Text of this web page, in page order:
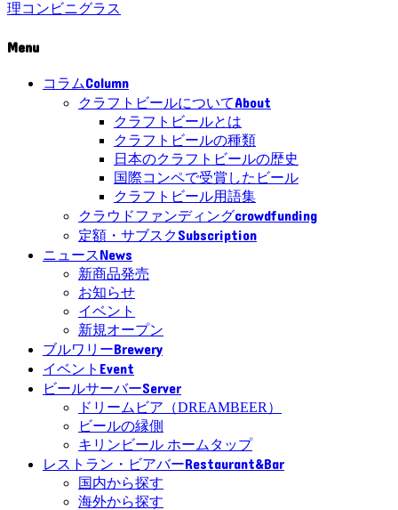
理コンビニグラス
Menu
コラムColumn
クラフトビールについてAbout
クラフトビールとは
クラフトビールの種類
日本のクラフトビールの歴史
国際コンペで受賞したビール
クラフトビール用語集
クラウドファンディングcrowdfunding
定額・サブスクSubscription
ニュースNews
新商品発売
お知らせ
イベント
新規オープン
ブルワリーBrewery
イベント Event
ビールサーバーServer
ドリームビア（DREAMBEER）
ビールの縁側
キリンビール ホームタップ
レストラン・ビアバーRestaurant&Bar
国内から探す
海外から探す